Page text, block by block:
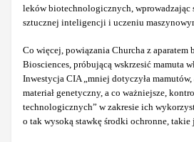
leków biotechnologicznych, wprowadzając
sztucznej inteligencji i uczeniu
Co więcej, powiązania Churcha z aparatem
Biosciences, próbującą wskrzesić mamuta
Inwestycja CIA „mniej dotyczyła
materiał genetyczny, a co ważniejsze,
technologicznych” w zakresie ich
o tak wysoką stawkę środki ochronne, takie